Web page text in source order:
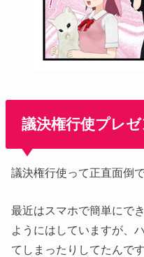
議決権行使プレゼ
議決権行使って正直面倒
最近はスマホで簡単にで
ようにはしていますが、
てしまったりしてたんです